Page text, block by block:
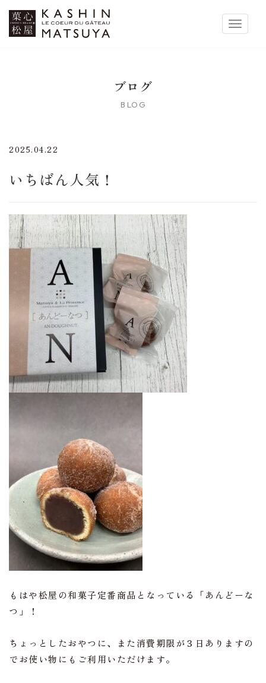
ブログ
BLOG
2025.04.22
いちばん人気！
もはや松屋の和菓子定番商品となっている「あんどーな
つ」！
ちょっとしたおやつに、また消費期限が３日ありますの
でお使い物にもご利用いただけます。